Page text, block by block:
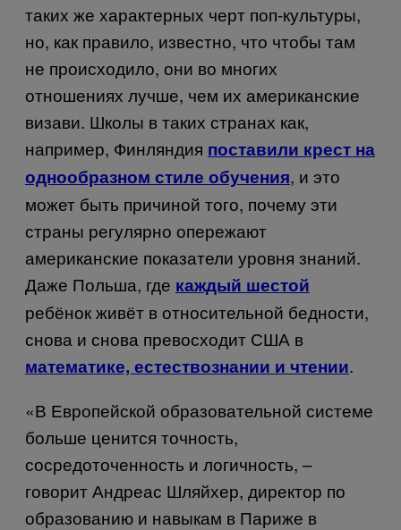
таких же характерных черт поп-культуры,
но, как правило, известно, что чтобы там
не происходило, они во многих
отношениях лучше, чем их американские
визави. Школы в таких странах как,
например, Финляндия поставили крест на
однообразном стиле обучения, и это
может быть причиной того, почему эти
страны регулярно опережают
американские показатели уровня знаний.
Даже Польша, где каждый шестой
ребёнок живёт в относительной бедности,
снова и снова превосходит США в
математике, естествознании и чтении.
«В Европейской образовательной системе
больше ценится точность,
сосредоточенность и логичность, –
говорит Андреас Шляйхер, директор по
образованию и навыкам в Париже в